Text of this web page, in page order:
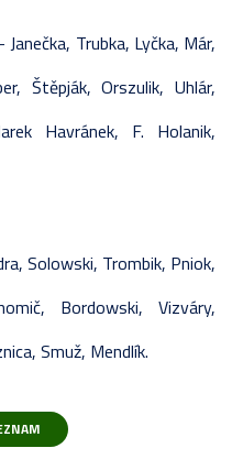
Trubka, Lyčka, Már,
Štěpják, Orszulik, Uhlár,
Havránek, F. Holanik,
Solowski, Trombik, Pniok,
Bordowski, Vizváry,
Smuž, Mendlík.